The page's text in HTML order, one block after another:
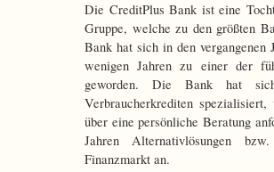
Die CreditPlus Bank ist eine
Gruppe, welche zu den größten
Bank hat sich in den
wenigen Jahren zu einer der
geworden. Die Bank hat
Verbraucherkrediten
über eine persönliche Beratung
Jahren Alternativlösungen
Finanzmarkt an.